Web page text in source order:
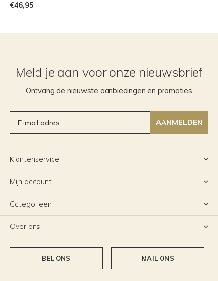
€46,95
Meld je aan voor onze nieuwsbrief
Ontvang de nieuwste aanbiedingen en promoties
AANMELDEN
Klantenservice
Mijn account
Categorieën
Over ons
BEL ONS MAIL ONS